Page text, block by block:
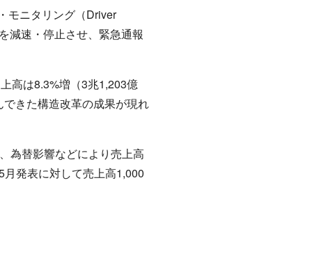
モニタリング（Driver
減速・停止させ、緊急通報
高は8.3%増（3兆1,203億
きた構造改革の成果が現れ
為替影響などにより売上高
発表に対して売上高1,000